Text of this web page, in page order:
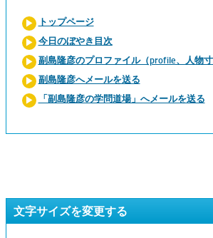
トップページ
今日のぼやき目次
副島隆彦のプロファイル（profile、人物寸
副島隆彦へメールを送る
「副島隆彦の学問道場」へメールを送る
文字サイズを変更する